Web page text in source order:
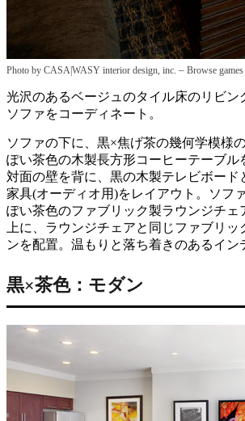
Photo by CASA|WASY interior design, inc. – Browse
光沢のあるベージュのタイル床のリビン
ソファをコーディネート。
ソファの下に、黒×焦げ茶の幾何学模様
ぽい茶色の木製長方形コーヒーテーブル
対面の壁を背に、黒の木製テレビボード
家具(オーディオ用)をレイアウト。ソフ
ぽい茶色のファブリック製ラウンジチェ
上に、ラウンジチェアと同じファブリッ
ンを配置。温もりと落ち着きのあるイン
黒×茶色：モダン